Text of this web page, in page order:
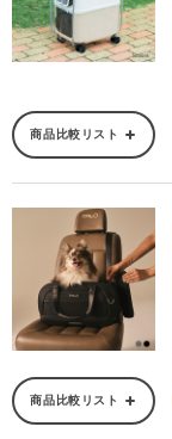
商品比較リスト
商品比較リスト